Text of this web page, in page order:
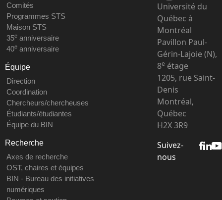
Comités
Programmes STS
Maison STS
35eanniversaire
40eanniversaire
Équipe
Direction
Coordination
Chercheurs/chercheuses
Étudiants/étudiantes
Équipe du BIN
Recherche
Axes de recherche
OST, chaires et équipes
BIN - Bureau des initiatives
numériques
Université du
Québec à
Montréal
Pavillon Paul-
Gérin-Lajoie (N),
8e étage
1205, rue Saint-
Denis
Montréal,
Québec
H2X 3R9
Suivez-
nous